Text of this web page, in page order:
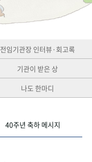
전임기관장 인터뷰·회고록
기관이 받은 상
나도 한마디
40주년 축하 메시지